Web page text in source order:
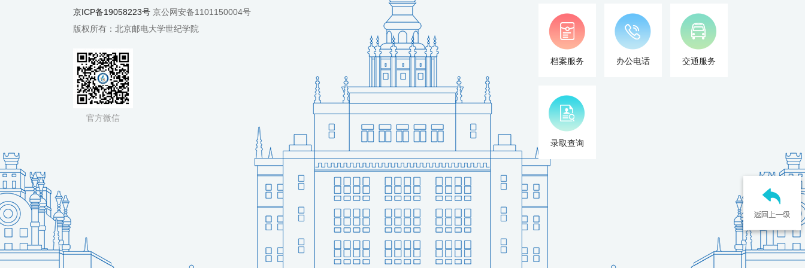
档案服务 办公电话 交通服务
录取查询
京ICP备19058223号 京公网安备1101150004号
版权所有：北京邮电大学世纪学院
官方微信